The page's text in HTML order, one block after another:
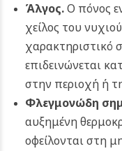
Άλγος.Ο πόνος
χείλος του
χαρακτηριστικό
επιδεινώνεται
στην περιοχή ή
Φλεγμονώδη
αυξημένη
οφείλονται στη